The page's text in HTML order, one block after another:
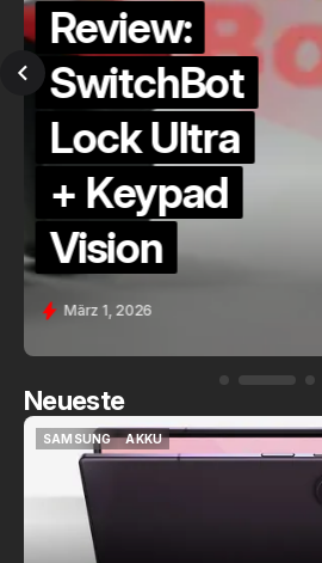
Alternative?
QuickCheck:
Home
Assistant
Voice (PE)
Feb. 9, 2026
Neueste
SAMSUNG
SAMSUNG
AKKU
AKKU